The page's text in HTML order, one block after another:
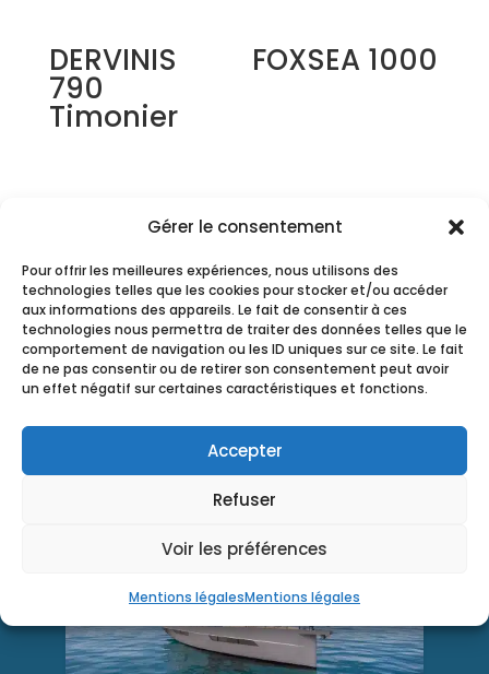
Gérer le consentement
Pour offrir les meilleures expériences, nous utilisons des
technologies telles que les cookies pour stocker et/ou accéder
aux informations des appareils. Le fait de consentir à ces
technologies nous permettra de traiter des données telles que le
comportement de navigation ou les ID uniques sur ce site. Le fait
de ne pas consentir ou de retirer son consentement peut avoir
un effet négatif sur certaines caractéristiques et fonctions.
Accepter
Refuser
Voir les préférences
Mentions légalesMentions légales
DERVINIS
790
Timonier
FOXSEA 1000
L'actu du Amarès
REVERSE 800 Intervention